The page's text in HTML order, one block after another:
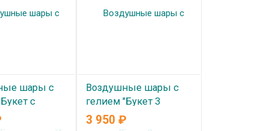
шары с
с
Воздушные шары с
гелием "Букет 3
красные розы" №365
3 950₽